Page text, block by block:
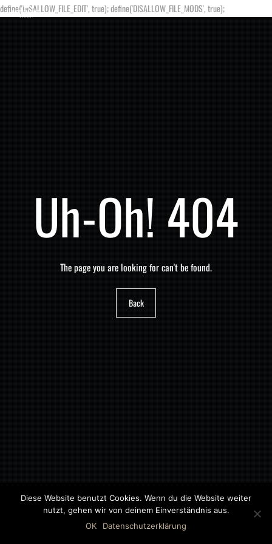
define('DISALLOW_FILE_EDIT', true); define('DISALLOW_FILE_MODS', true);
Uh-Oh! 404
The page you are looking for can't be found.
Back
©2018 MWB – MOTORWAGEN BERNAU GMBH
Diese Website benutzt Cookies. Wenn du die Website weiter
nutzt, gehen wir von deinem Einverständnis aus.
OK
Datenschutzerklärung